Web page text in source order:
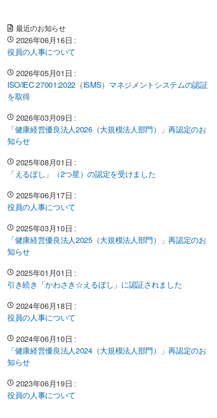
最近のお知らせ
2026年06月16日 :
役員の人事について
2026年05月01日 :
ISO/IEC 27001:2022（ISMS）マネジメントシステムの認証
を取得
2026年03月09日 :
「健康経営優良法人2026（大規模法人部門）」再認定のお
知らせ
2025年08月01日 :
「えるぼし」（2つ星）の認定を受けました
2025年06月17日 :
役員の人事について
2025年03月10日 :
「健康経営優良法人2025（大規模法人部門）」再認定のお
知らせ
2025年01月01日 :
引き続き「かわさき☆えるぼし」に認証されました
2024年06月18日 :
役員の人事について
2024年06月10日 :
「健康経営優良法人2024（大規模法人部門）」再認定のお
知らせ
2023年06月19日 :
役員の人事について